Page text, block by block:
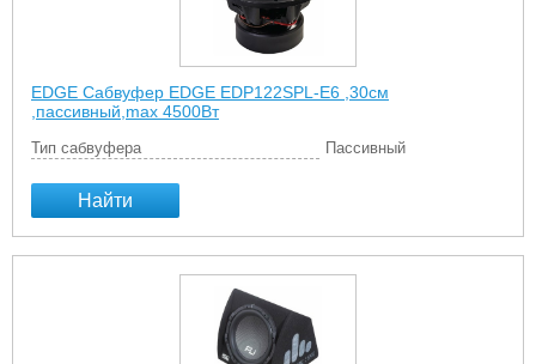
EDGE Сабвуфер EDGE EDP122SPL-E6 ,30см
,пассивный,max 4500Вт
Тип сабвуфера Пассивный
Найти